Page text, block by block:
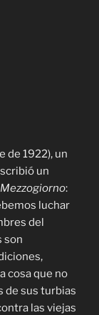
de 1922), un
un
:
luchar
del
son
cosa que no
de sus turbias
las viejas